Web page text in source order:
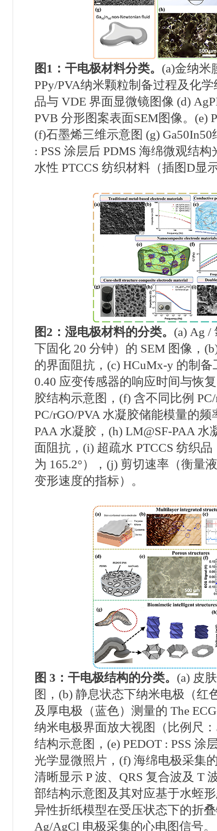
图 1 ： 干电极材料分类。 (a)金纳米
PPy/PVA纳米颗粒制备过程及化
品与 VDE 界面显微镜图像 (d)
PVB 分形图案表面SEM图像。 (e)
(f)石墨烯三维示意图 (g) Ga50In50
: PSS 涂层后 PDMS 海绵微观结构
水性 PTCCS 纺织材料（插图D显
图2 ： 湿电极材料的分类。 (a) Ag /
下固化 20 分钟）的 SEM 图像，
的界面阻抗， (c) HCuMx-y 的制备
0.40 应变传感器的响应时间与恢
胶结构示意图， (f) 含不同比例
PC/rGO/PVA 水凝胶储能模量的频
PAA 水凝胶， (h) LM@SF-PAA 水
面阻抗， (i) 超疏水 PTCCS 纺织品
为 165.2°）， (j) 剪切速率（衡量
变形速度的指标）。
图 3 ： 干电极结构的分类。 (a) 皮
图， (b) 静息状态下纳米电极（红
及厚电极（蓝色）测量的 The
纳米电极界面放大视图（比例尺：
结构示意图， (e) PEDOT : PSS 涂
光学显微照片， (f) 海绵电极采集
清晰显示 P 波、 QRS 复合波及 T
部结构示意图及其对应基于水蛭
异性折纸模型在受压状态下的折
Ag/AgCl 电极采集的心电图信号。